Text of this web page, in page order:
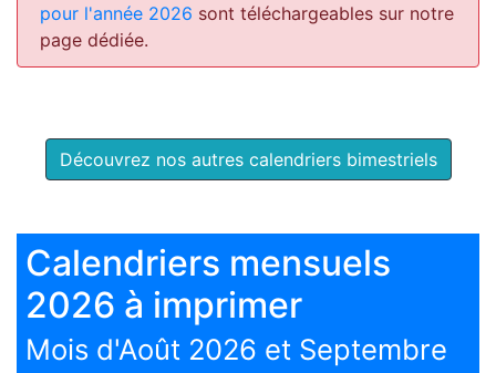
pour l'année 2026 sont téléchargeables sur notre
page dédiée.
Découvrez nos autres calendriers bimestriels
Calendriers mensuels
2026 à imprimer
Mois d'Août 2026 et Septembre